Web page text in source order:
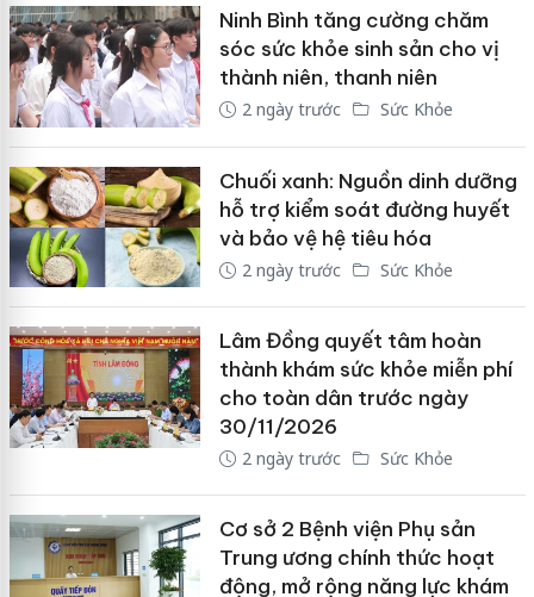
Ninh Bình tăng cường chăm
sóc sức khỏe sinh sản cho vị
thành niên, thanh niên
2 ngày trước Sức Khỏe
Chuối xanh: Nguồn dinh dưỡng
hỗ trợ kiểm soát đường huyết
và bảo vệ hệ tiêu hóa
2 ngày trước Sức Khỏe
Lâm Đồng quyết tâm hoàn
thành khám sức khỏe miễn phí
cho toàn dân trước ngày
30/11/2026
2 ngày trước Sức Khỏe
Cơ sở 2 Bệnh viện Phụ sản
Trung ương chính thức hoạt
động, mở rộng năng lực khám